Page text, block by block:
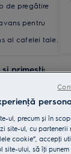
de pregătire
pentru
al cafelei tale.
primești:
15 lei
INCLUSĂ
ul, precum și în
site-ul, cu partenerii
cookie”, accepţi
site-ului, să îţi